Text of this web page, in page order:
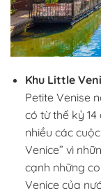
Khu Little
Petite Venise
có từ thế kỷ
nhiều các
Venice” vì
cạnh những
Venice của